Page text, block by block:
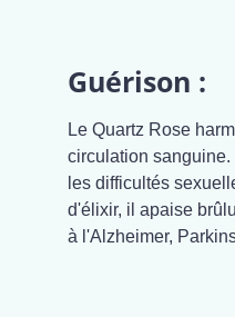
Guérison :
Le Quartz Rose
circulation
les difficultés
d'élixir, il apaise
à l'Alzheimer,